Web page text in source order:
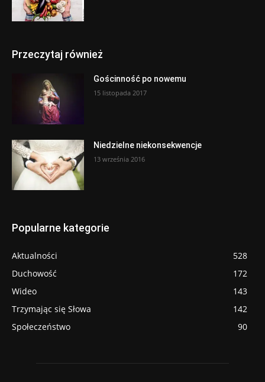
Przeczytaj również
Gościnność po nowemu
15 listopada 2017
Niedzielne niekonsekwencje
13 września 2016
Popularne kategorie
Aktualności
528
Duchowość
172
Wideo
143
Trzymając się Słowa
142
Społeczeństwo
90